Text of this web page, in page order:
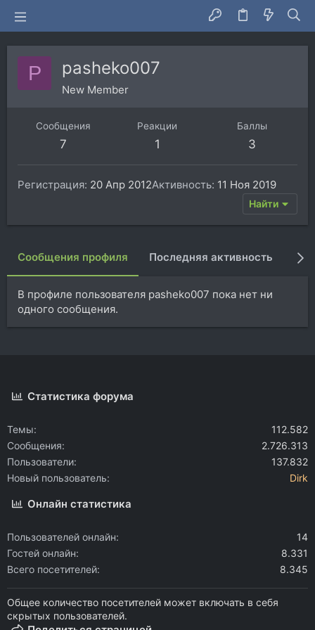
P pasheko007
New Member
Сообщения
7
Реакции
1
Баллы
3
Регистрация 20 Апр 2012Активность 11 Ноя 2019
Найти
Сообщения профиля Последняя активность
В профиле пользователя pasheko007 пока нет ни
одного сообщения.
Статистика форума
Темы
112.582
Сообщения
2.726.313
Пользователи
137.832
Новый пользователь
Dirk
Онлайн статистика
Пользователей онлайн
14
Гостей онлайн
8.331
Всего посетителей
8.345
Общее количество посетителей может включать в себя
скрытых пользователей.